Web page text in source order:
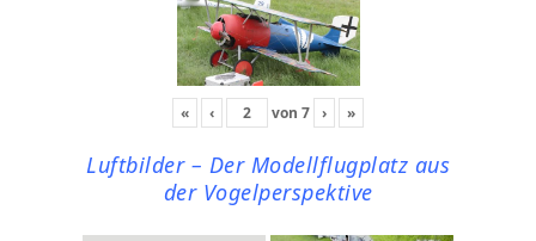
« ‹ von 7 › »
Luftbilder – Der Modellflugplatz aus
der Vogelperspektive